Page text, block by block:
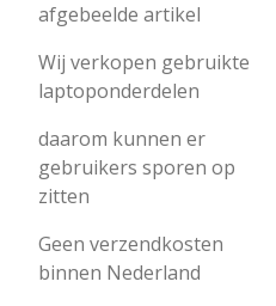
afgebeelde artikel
Wij verkopen gebruikte
laptoponderdelen
daarom kunnen er
gebruikers sporen op
zitten
Geen verzendkosten
binnen Nederland